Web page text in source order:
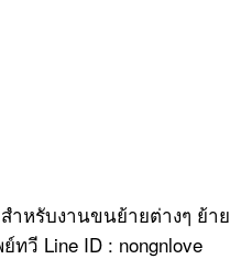
สำหรับงานขนย้ายต่างๆ ย้าย
วี Line ID : nongnlove